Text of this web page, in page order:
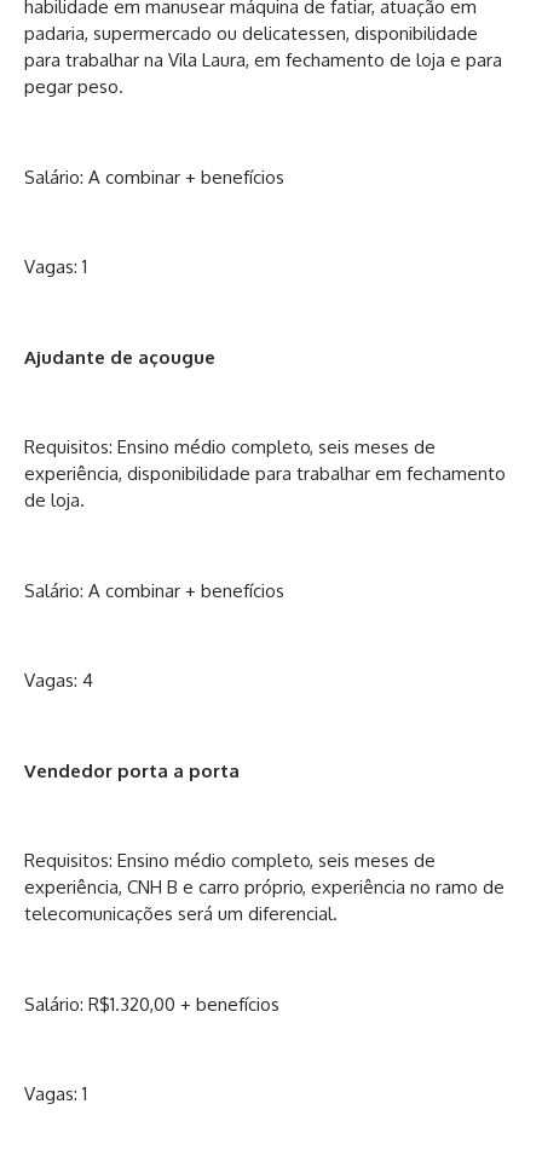
habilidade em manusear máquina de fatiar, atuação em
padaria, supermercado ou delicatessen, disponibilidade
para trabalhar na Vila Laura, em fechamento de loja e para
pegar peso.
Salário: A combinar + benefícios
Vagas: 1
Ajudante de açougue
Requisitos: Ensino médio completo, seis meses de
experiência, disponibilidade para trabalhar em fechamento
de loja.
Salário: A combinar + benefícios
Vagas: 4
Vendedor porta a porta
Requisitos: Ensino médio completo, seis meses de
experiência, CNH B e carro próprio, experiência no ramo de
telecomunicações será um diferencial.
Salário: R$1.320,00 + benefícios
Vagas: 1